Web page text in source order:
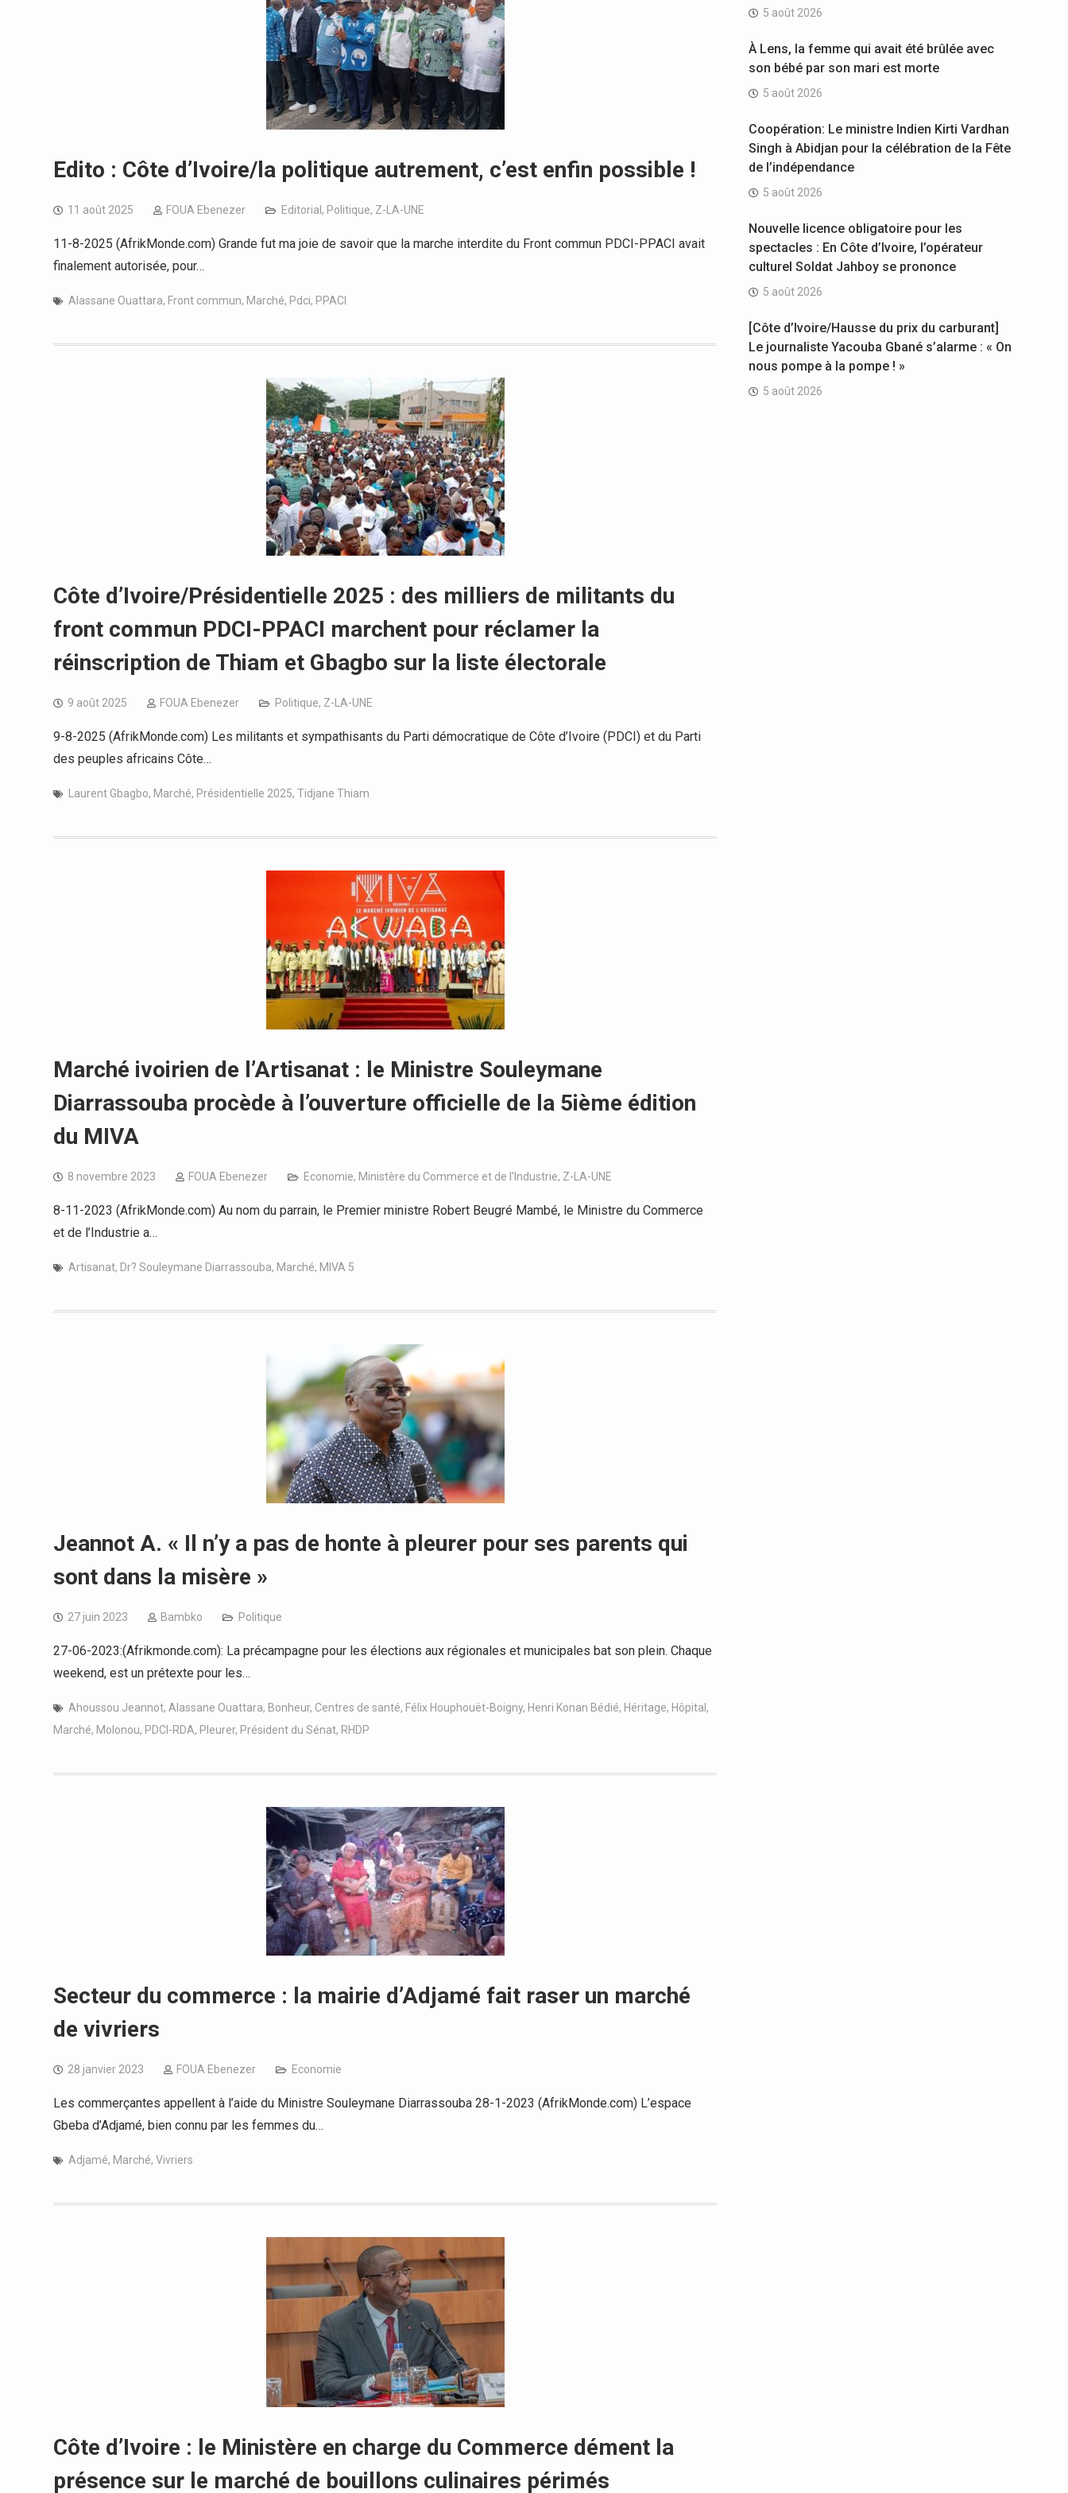
Edito : Côte d’Ivoire/la politique autrement, c’est enfin possible !
11 août 2025 FOUA Ebenezer Editorial , Politique, Z-LA-UNE
11-8-2025 (AfrikMonde.com) Grande fut ma joie de savoir que la marche interdite du Front commun PDCI-PPACI avait
finalement autorisée, pour…
Alassane Ouattara, Front commun, Marché, Pdci, PPACI
Côte d’Ivoire/Présidentielle 2025 : des milliers de militants du
front commun PDCI-PPACI marchent pour réclamer la
réinscription de Thiam et Gbagbo sur la liste électorale
9 août 2025 FOUA Ebenezer Politique, Z-LA-UNE
9-8-2025 (AfrikMonde.com) Les militants et sympathisants du Parti démocratique de Côte d’Ivoire (PDCI) et du Parti
des peuples africains Côte…
Laurent Gbagbo, Marché, Présidentielle 2025, Tidjane Thiam
Marché ivoirien de l’Artisanat : le Ministre Souleymane
Diarrassouba procède à l’ouverture officielle de la 5ième édition
du MIVA
8 novembre 2023 FOUA Ebenezer Economie, Ministère du Commerce et de l'Industrie, Z-LA-UNE
8-11-2023 (AfrikMonde.com) Au nom du parrain, le Premier ministre Robert Beugré Mambé, le Ministre du Commerce
et de l’Industrie a…
Artisanat, Dr? Souleymane Diarrassouba, Marché, MIVA 5
Jeannot A. « Il n’y a pas de honte à pleurer pour ses parents qui
sont dans la misère »
27 juin 2023 Bambko Politique
27-06-2023:(Afrikmonde.com): La précampagne pour les élections aux régionales et municipales bat son plein. Chaque
weekend, est un prétexte pour les…
Ahoussou Jeannot, Alassane Ouattara, Bonheur, Centres de santé, Félix Houphouët-Boigny, Henri Konan Bédié, Héritage, Hôpital ,
Marché, Molonou, PDCI-RDA, Pleurer, Président du Sénat, RHDP
Secteur du commerce : la mairie d’Adjamé fait raser un marché
de vivriers
28 janvier 2023 FOUA Ebenezer Economie
Les commerçantes appellent à l’aide du Ministre Souleymane Diarrassouba 28-1-2023 (AfrikMonde.com) L’espace
Gbeba d’Adjamé, bien connu par les femmes du…
Adjamé, Marché, Vivriers
Côte d’Ivoire : le Ministère en charge du Commerce dément la
présence sur le marché de bouillons culinaires périmés
5 août 2026
À Lens, la femme qui avait été brûlée avec
son bébé par son mari est morte
5 août 2026
Coopération: Le ministre Indien Kirti Vardhan
Singh à Abidjan pour la célébration de la Fête
de l’indépendance
5 août 2026
Nouvelle licence obligatoire pour les
spectacles : En Côte d’Ivoire, l’opérateur
culturel Soldat Jahboy se prononce
5 août 2026
[Côte d’Ivoire/Hausse du prix du carburant]
Le journaliste Yacouba Gbané s’alarme : « On
nous pompe à la pompe ! »
5 août 2026